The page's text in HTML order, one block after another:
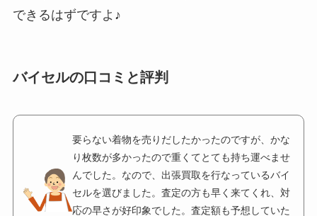
できるはずですよ♪
バイセルの口コミと評判
要らない着物を売りだしたかったのですが、かな
り枚数が多かったので重くてとても持ち運べませ
んでした。なので、出張買取を行なっているバイ
セルを選びました。査定の方も早く来てくれ、対
応の早さが好印象でした。査定額も予想していた